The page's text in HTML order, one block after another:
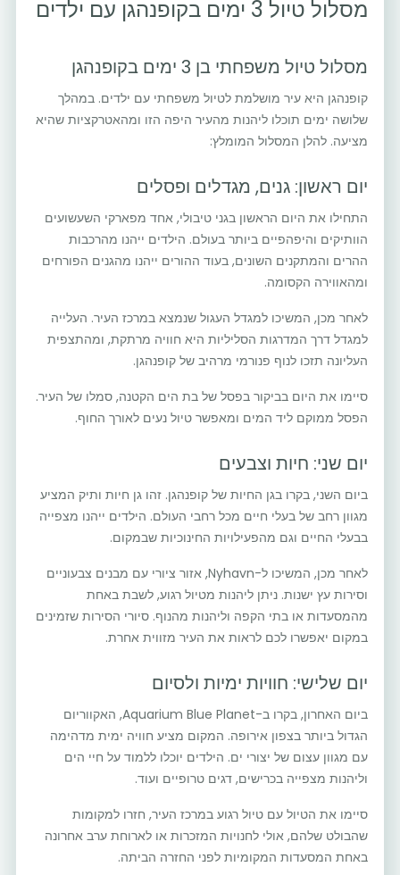
מסלול טיול 3 ימים בקופנהגן עם ילדים
מסלול טיול משפחתי בן 3 ימים בקופנהגן
קופנהגן היא עיר מושלמת לטיול משפחתי עם ילדים. במהלך
שלושה ימים תוכלו ליהנות מהעיר היפה הזו ומהאטרקציות שהיא
מציעה. להלן המסלול המומלץ:
יום ראשון: גנים, מגדלים ופסלים
התחילו את היום הראשון בגני טיבולי, אחד מפארקי השעשועים
הוותיקים והיפהפיים ביותר בעולם. הילדים ייהנו מהרכבות
ההרים והמתקנים השונים, בעוד ההורים ייהנו מהגנים הפורחים
ומהאווירה הקסומה.
לאחר מכן, המשיכו למגדל העגול שנמצא במרכז העיר. העלייה
למגדל דרך המדרגות הסליליות היא חוויה מרתקת, ומהתצפית
העליונה תזכו לנוף פנורמי מרהיב של קופנהגן.
סיימו את היום בביקור בפסל של בת הים הקטנה, סמלו של העיר.
הפסל ממוקם ליד המים ומאפשר טיול נעים לאורך החוף.
יום שני: חיות וצבעים
ביום השני, בקרו בגן החיות של קופנהגן. זהו גן חיות ותיק המציע
מגוון רחב של בעלי חיים מכל רחבי העולם. הילדים ייהנו מצפייה
בבעלי החיים וגם מהפעילויות החינוכיות שבמקום.
לאחר מכן, המשיכו ל-Nyhavn, אזור ציורי עם מבנים צבעוניים
וסירות עץ ישנות. ניתן ליהנות מטיול רגוע, לשבת באחת
מהמסעדות או בתי הקפה וליהנות מהנוף. סיורי הסירות שזמינים
במקום יאפשרו לכם לראות את העיר מזווית אחרת.
יום שלישי: חוויות ימיות ולסיום
ביום האחרון, בקרו ב-Aquarium Blue Planet, האקווריום
הגדול ביותר בצפון אירופה. המקום מציע חוויה ימית מדהימה
עם מגוון עצום של יצורי ים. הילדים יוכלו ללמוד על חיי הים
וליהנות מצפייה בכרישים, דגים טרופיים ועוד.
סיימו את הטיול עם טיול רגוע במרכז העיר, חזרו למקומות
שהבולט שלהם, אולי לחנויות המזכרות או לארוחת ערב אחרונה
באחת המסעדות המקומיות לפני החזרה הביתה.